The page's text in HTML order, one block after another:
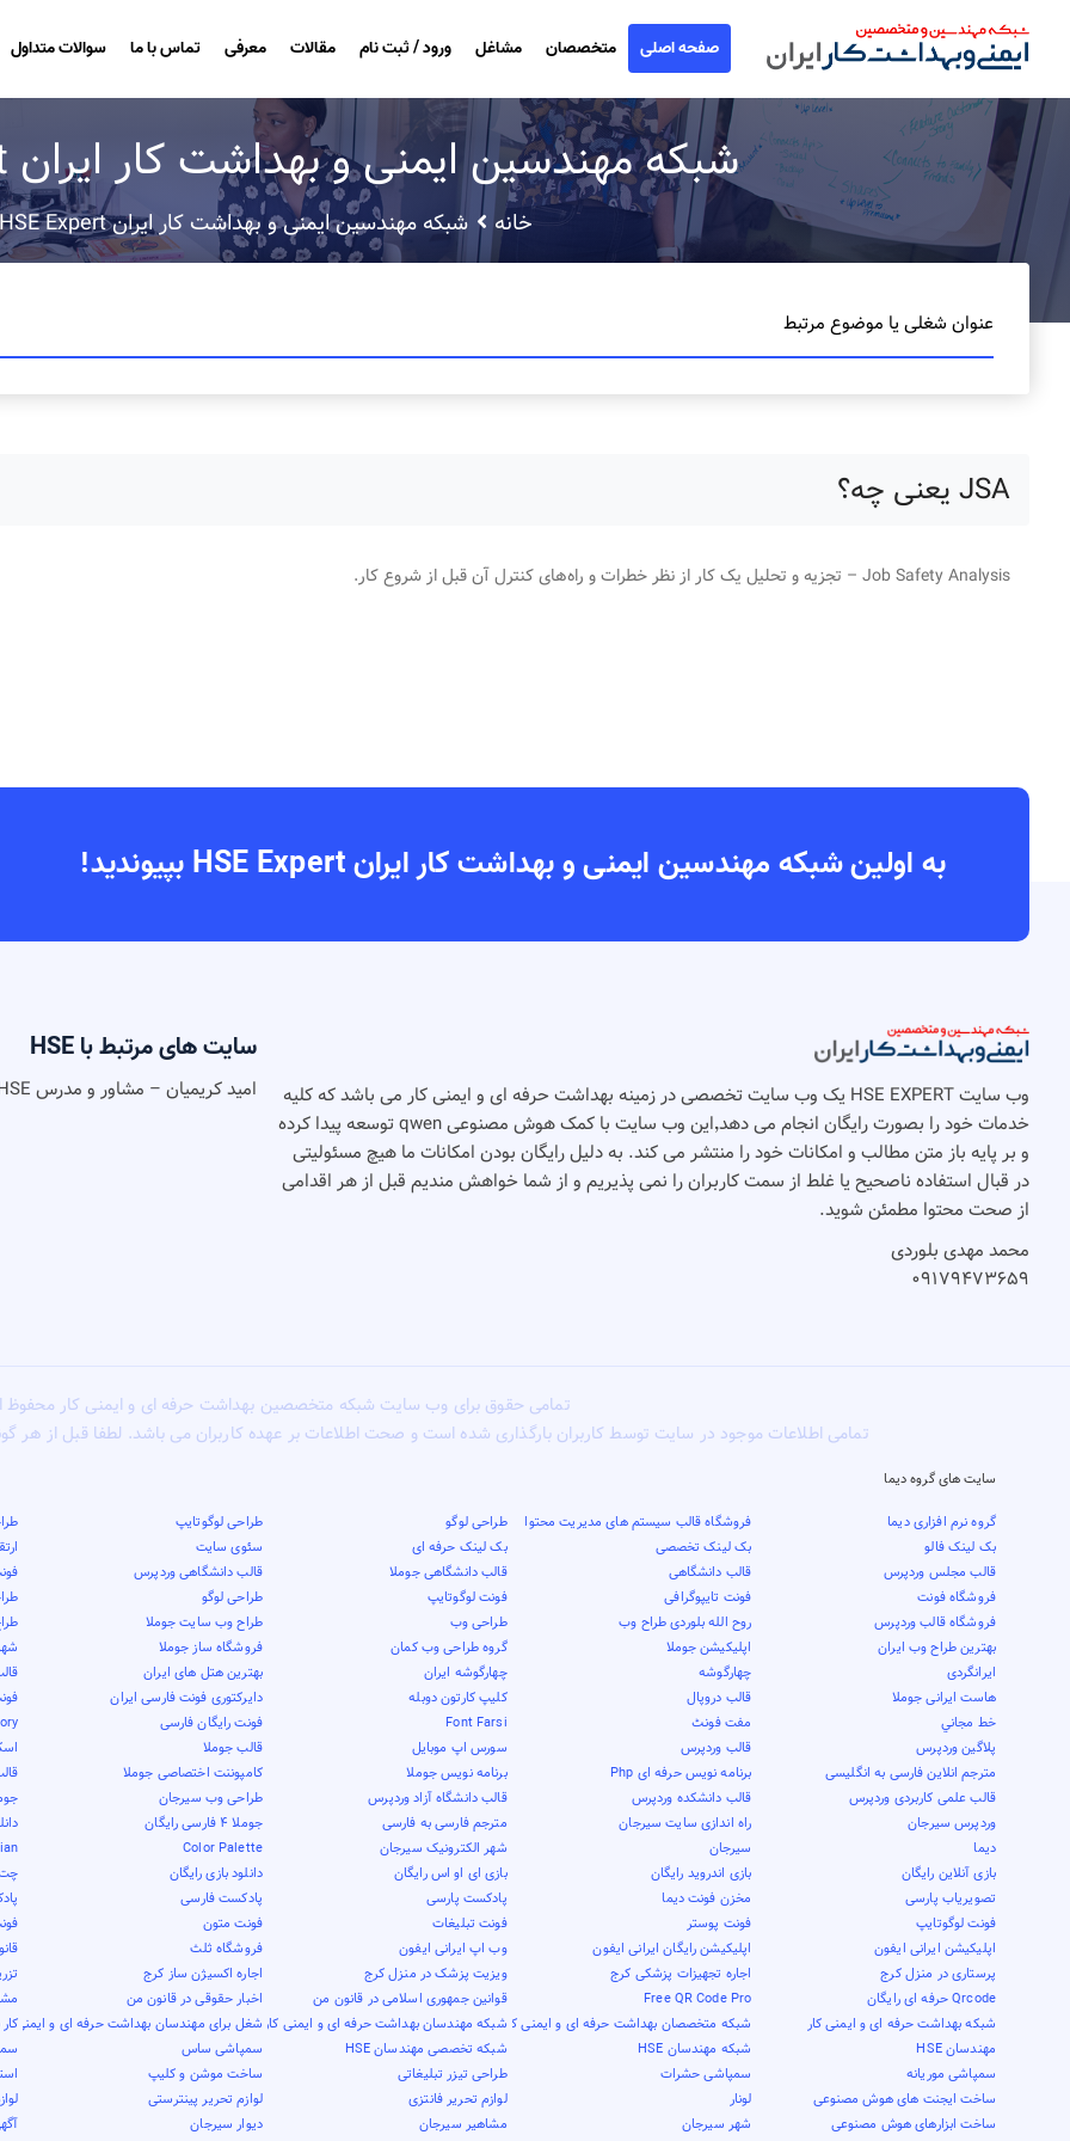
صفحه اصلی متخصصان مشاغل ورود / ثبت نام مقالات معرفی تماس با ما سوالات متداول
شبکه مهندسین ایمنی و بهداشت کار ایران HSE Expert
خانه شبکه مهندسین ایمنی و بهداشت کار ایران HSE Expert
عنوان شغلی یا موضوع مرتبط
JSA یعنی چه؟
Job Safety Analysis – تجزیه و تحلیل یک کار از نظر خطرات و راه‌های کنترل آن قبل از شروع کار.
به اولین شبکه مهندسین ایمنی و بهداشت کار ایران HSE Expert بپیوندید!
وب سایت HSE EXPERT یک وب سایت تخصصی در زمینه بهداشت حرفه ای و ایمنی کار می باشد که کلیه
خدمات خود را بصورت رایگان انجام می دهد٬‌این وب سایت با کمک هوش مصنوعی qwen توسعه پیدا کرده
و بر پایه باز متن مطالب و امکانات خود را منتشر می کند. به دلیل رایگان بودن امکانات ما هیچ مسئولیتی
در قبال استفاده ناصحیح یا غلط از سمت کاربران را نمی پذیریم و از شما خواهش مندیم قبل از هر اقدامی
از صحت محتوا مطمئن شوید.
محمد مهدی بلوردی
۰۹۱۷۹۴۷۳۶۵۹
سایت های مرتبط با HSE
امید کریمیان – مشاور و مدرس HSE
تمامی حقوق برای وب سایت شبکه متخصصین بهداشت حرفه ای و ایمنی کار
تمامی اطلاعات موجود در سایت توسط کاربران بارگذاری شده است و صحت اطلاعات بر عهده کاربران می باشد. لطفا قبل از هر
سایت های گروه دیما
گروه نرم افزاری دیما
فروشگاه قالب سیستم های مدیریت محتوا طراحی لوگو طراحی لوگوتایپ
بک لینک فالو
بک لینک تخصصی بک لینک حرفه ای سئوی سایت
قالب مجلس وردپرس
قالب دانشگاهی قالب دانشگاهی جوملا قالب دانشگاهی وردپرس
فروشگاه فونت
فونت تایپوگرافی فونت لوگوتایپ طراحی لوگو
فروشگاه قالب وردپرس
روح الله بلوردی طراح وب طراحی وب طراح وب سایت جوملا
بهترین طراح وب ایران
اپلیکیشن جوملا گروه طراحی وب کمان فروشگاه ساز جوملا
ایرانگردی
چهارگوشه چهارگوشه ایران بهترین هتل های ایران
هاست ایرانی جوملا
قالب دروپال کلیپ کارتون دوبله دایرکتوری فونت فارسی ایران
خط مجاني
مفت فونٹ Font Farsi فونت رایگان فارسی
پلاگین وردپرس
قالب وردپرس سورس اپ موبایل قالب جوملا
مترجم انلاین فارسی به انگلیسی
برنامه نویس حرفه ای Php برنامه نویس جوملا کامپوننت اختصاصی جوملا
قالب علمی کاربردی وردپرس
قالب دانشکده وردپرس قالب دانشگاه آزاد وردپرس طراحی وب سیرجان
وردپرس سیرجان
راه اندازی سایت سیرجان مترجم فارسی به فارسی جوملا 4 فارسی رایگان
دیما
سیرجان شهر الکترونیک سیرجان Color Palette
بازی آنلاین رایگان
بازی اندروید رایگان بازی ای او اس رایگان دانلود بازی رایگان
تصویریاب پارسی
مخزن فونت دیما پادکست پارسی پادکست فارسی
فونت لوگوتایپ
فونت پوستر فونت تبلیغات فونت متون
اپلیکیشن ایرانی ایفون
اپلیکیشن رایگان ایرانی ایفون وب اپ ایرانی ایفون فروشگاه ثلث
پرستاری در منزل کرج
اجاره تجهیزات پزشکی کرج ویزیت پزشک در منزل کرج اجاره اکسیژن ساز کرج
Qrcode حرفه ای رایگان
Free QR Code Pro قوانین جمهوری اسلامی در قانون من اخبار حقوقی در قانون من
شبکه بهداشت حرفه ای و ایمنی کار
شبکه متخصصان بهداشت حرفه ای و ایمنی کارشبکه مهندسان بهداشت حرفه ای و ایمنی کار شغل برای مهندسان بهداشت حرفه ای و ایمنی
مهندسان HSE
شبکه مهندسان HSE شبکه تخصصی مهندسان HSE سمپاشی ساس
سمپاشی موریانه
سمپاشی حشرات طراحی تیزر تبلیغاتی ساخت موشن و کلیپ
ساخت ایجنت های هوش مصنوعی
لونار لوازم تحریر فانتزی لوازم تحریر پینترستی
ساخت ابزارهای هوش مصنوعی
شهر سیرجان مشاهیر سیرجان دیوار سیرجان